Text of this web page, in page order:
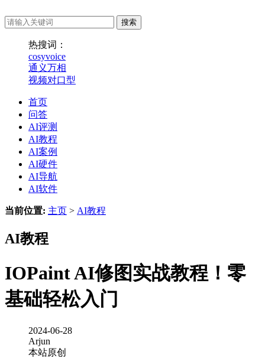
热搜词：
cosyvoice
通义万相
视频对口型
首页
问答
AI评测
AI教程
AI案例
AI硬件
AI导航
AI软件
当前位置: 主页 > AI教程
AI教程
IOPaint AI修图实战教程！零
基础轻松入门
2024-06-28
Arjun
本站原创